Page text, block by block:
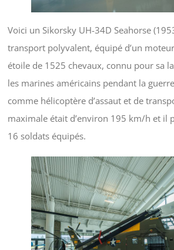
Voici un Sikorsky UH-34D Seahorse
transport polyvalent, équipé d’un
étoile de 1525 chevaux, connu pour sa
les marines américains pendant la
comme hélicoptère d’assaut et de
maximale était d’environ 195 km/h et il
16 soldats équipés.